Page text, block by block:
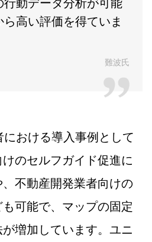
高い評価を得ていま
難波氏
おける導入事例として
のセルフガイド促進に
不動産開発業者向けの
可能で、マップの固定
増加しています。ユニ